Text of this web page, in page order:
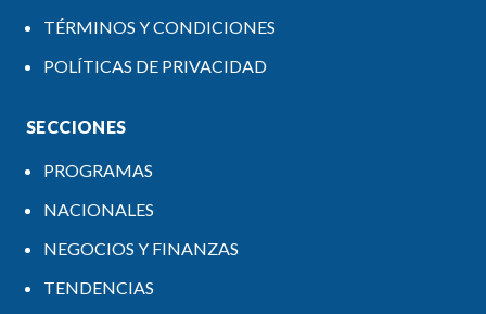
TÉRMINOS Y CONDICIONES
POLÍTICAS DE PRIVACIDAD
SECCIONES
PROGRAMAS
NACIONALES
NEGOCIOS Y FINANZAS
TENDENCIAS